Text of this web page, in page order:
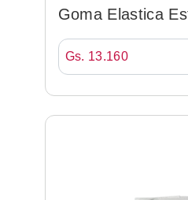
Goma Elastica
40mm*25mt
Gs. 13.160